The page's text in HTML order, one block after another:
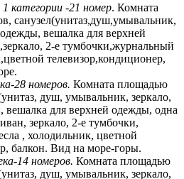
1 категории -21 номер. Комната
санузел(унитаз,душ,умывальник,
вешалка для верхней
2-е тумбочки,журнальный
телевизор,кондиционер,
28 номеров. Комната площадью
душ, умывальник, зеркало,
для верхней одежды, одна
зеркало, 2-е тумбочки,
, холодильник, цветной
балкон. Вид на море-горы.
14 номеров. Комната площадью
душ, умывальник, зеркало,